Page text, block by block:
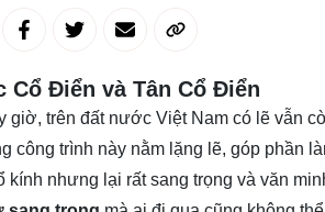
Cổ Điển và Tân Cổ Điển
giờ, trên đất nước Việt Nam có lẽ vẫn
công trình này nằm lặng lẽ, góp phần
kính nhưng lại rất sang trọng và văn